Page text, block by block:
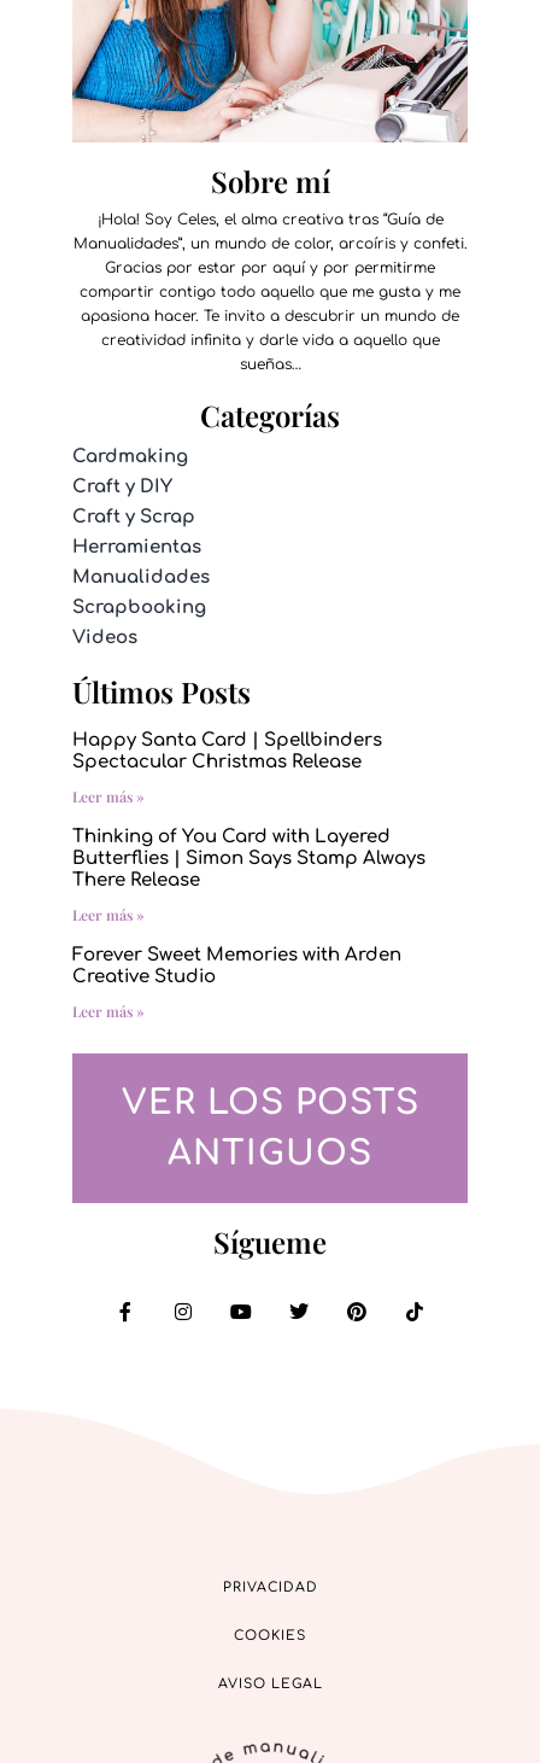
Sobre mí
¡Hola! Soy Celes, el alma creativa tras “Guía de
Manualidades”, un mundo de color, arcoíris y confeti.
Gracias por estar por aquí y por permitirme
compartir contigo todo aquello que me gusta y me
apasiona hacer. Te invito a descubrir un mundo de
creatividad infinita y darle vida a aquello que
sueñas…
Categorías
Cardmaking
Craft y DIY
Craft y Scrap
Herramientas
Manualidades
Scrapbooking
Videos
Últimos Posts
Happy Santa Card | Spellbinders
Spectacular Christmas Release
Leer más »
Thinking of You Card with Layered
Butterflies | Simon Says Stamp Always
There Release
Leer más »
Forever Sweet Memories with Arden
Creative Studio
Leer más »
VER LOS POSTS
ANTIGUOS
Sígueme
PRIVACIDAD
COOKIES
AVISO LEGAL